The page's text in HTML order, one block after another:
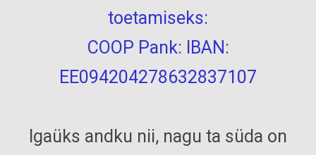
toetamiseks:
COOP Pank: IBAN:
EE094204278632837107
Igaüks andku nii, nagu ta süda on